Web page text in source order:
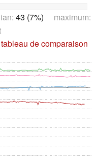
43 (7%) maximum:
de comparaison